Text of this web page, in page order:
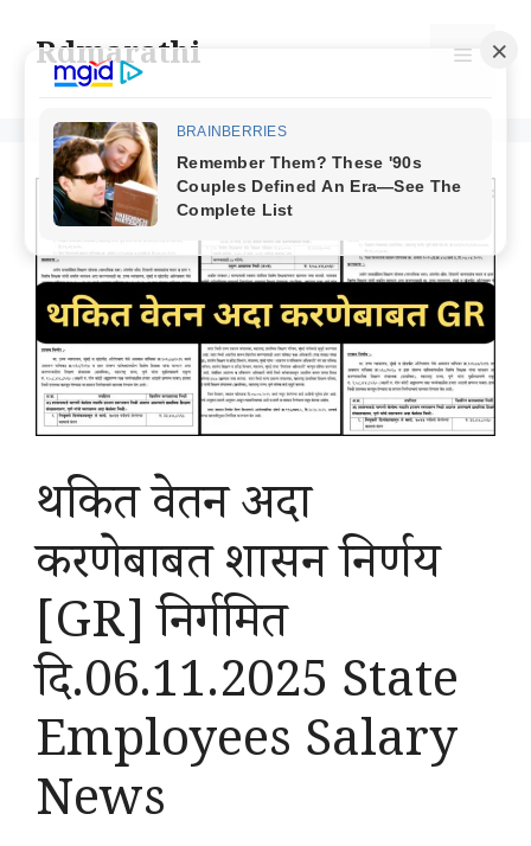
contentRdmarathi Menu
थकित वेतन अदा
करणेबाबत शासन निर्णय
[GR] निर्गमित
दि.06.11.2025 State
Employees Salary
News